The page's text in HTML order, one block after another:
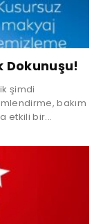
Dokunuşu!
şimdi
bakım
etkili bir...